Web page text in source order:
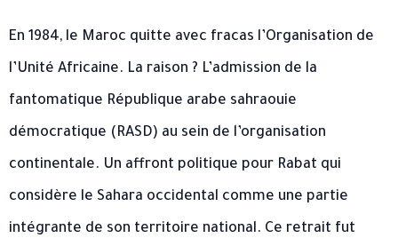
En 1984, le Maroc quitte avec fracas l’Organisation de
l’Unité Africaine. La raison ? L’admission de la
fantomatique République arabe sahraouie
démocratique (RASD) au sein de l’organisation
continentale. Un affront politique pour Rabat qui
considère le Sahara occidental comme une partie
intégrante de son territoire national. Ce retrait fut